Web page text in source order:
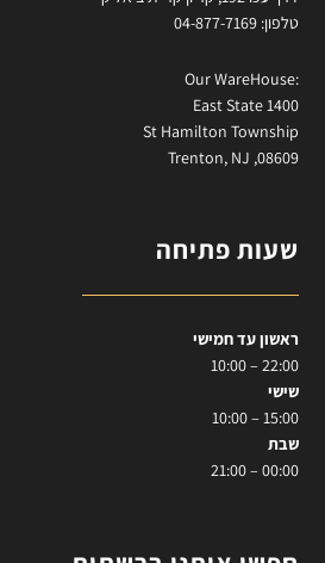
טלפון: 04-877-7169
:Our WareHouse
East State 1400
St Hamilton Township
Trenton, NJ ,08609
שעות פתיחה
ראשון עד חמישי
22:00 – 10:00
שישי
15:00 – 10:00
שבת
00:00 – 21:00